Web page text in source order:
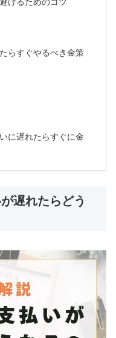
らすぐやるべき金策
に遅れたらすぐに金
遅れたらどう